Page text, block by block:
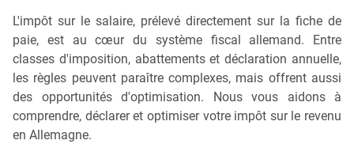
L'impôt sur le salaire, prélevé directement sur la fiche de
paie, est au cœur du système fiscal allemand. Entre
classes d'imposition, abattements et déclaration annuelle,
les règles peuvent paraître complexes, mais offrent aussi
des opportunités d'optimisation. Nous vous aidons à
comprendre, déclarer et optimiser votre impôt sur le revenu
en Allemagne.